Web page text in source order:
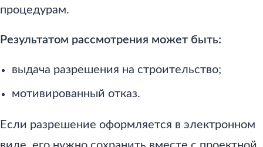
процедурам.
Результатом рассмотрения может быть:
выдача разрешения на строительство;
мотивированный отказ.
Если разрешение оформляется в электронном